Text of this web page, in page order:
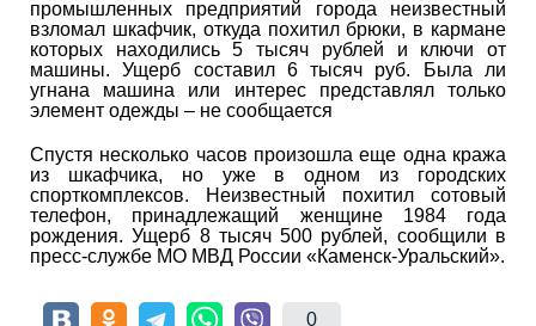
промышленных предприятий города неизвестный
взломал шкафчик, откуда похитил брюки, в кармане
которых находились 5 тысяч рублей и ключи от
машины. Ущерб составил 6 тысяч руб. Была ли
угнана машина или интерес представлял только
элемент одежды – не сообщается
Спустя несколько часов произошла еще одна кража
из шкафчика, но уже в одном из городских
спорткомплексов. Неизвестный похитил сотовый
телефон, принадлежащий женщине 1984 года
рождения. Ущерб 8 тысяч 500 рублей, сообщили в
пресс-службе МО МВД России «Каменск-Уральский».
0